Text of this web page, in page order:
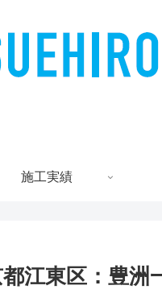
施工実績
江東区：豊洲